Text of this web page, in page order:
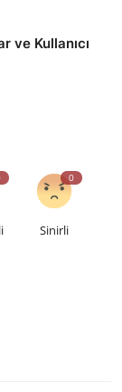
ve Kullanıcı
0
Sinirli